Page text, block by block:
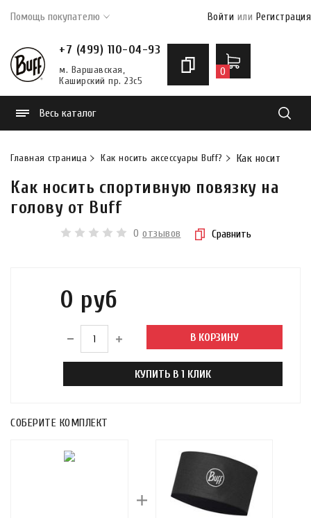
Помощь покупателю Войти или Регистрация
+7 (499) 110-04-93
м. Варшавская,
Каширский пр. 23с5
0
Весь каталог
Главная страница Как носить аксессуары Buff? Как носить
Как носить спортивную повязку на
голову от Buff
0 отзывов Сравнить
0 руб
В КОРЗИНУ
КУПИТЬ В 1 КЛИК
СОБЕРИТЕ КОМПЛЕКТ